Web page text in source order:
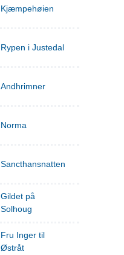
Kjæmpehøien
Rypen i Justedal
Andhrimner
Norma
Sancthansnatten
Gildet på
Solhoug
Fru Inger til
Østråt